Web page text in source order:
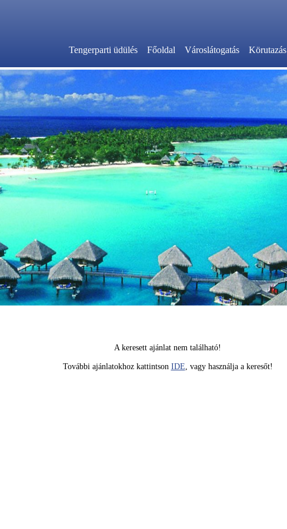
Tengerparti üdülés Főoldal Városlátogatás Körutazás
A keresett ajánlat nem található!
További ajánlatokhoz kattintson IDE, vagy használja a keresőt!